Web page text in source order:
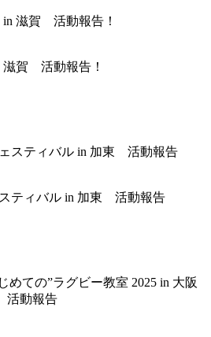
滋賀 活動報告！
ティバル in 加東 活動報告